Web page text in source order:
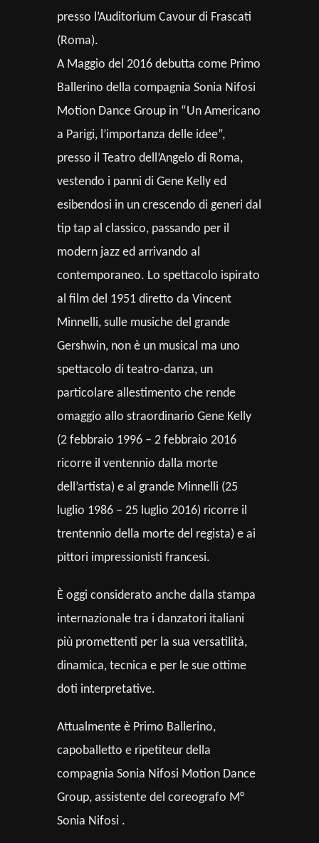
presso l’Auditorium Cavour di Frascati
(Roma).
A Maggio del 2016 debutta come Primo
Ballerino della compagnia Sonia Nifosi
Motion Dance Group in “Un Americano
a Parigi, l’importanza delle idee”,
presso il Teatro dell’Angelo di Roma,
vestendo i panni di Gene Kelly ed
esibendosi in un crescendo di generi dal
tip tap al classico, passando per il
modern jazz ed arrivando al
contemporaneo. Lo spettacolo ispirato
al film del 1951 diretto da Vincent
Minnelli, sulle musiche del grande
Gershwin, non è un musical ma uno
spettacolo di teatro-danza, un
particolare allestimento che rende
omaggio allo straordinario Gene Kelly
(2 febbraio 1996 – 2 febbraio 2016
ricorre il ventennio dalla morte
dell’artista) e al grande Minnelli (25
luglio 1986 – 25 luglio 2016) ricorre il
trentennio della morte del regista) e ai
pittori impressionisti francesi.
È oggi considerato anche dalla stampa
internazionale tra i danzatori italiani
più promettenti per la sua versatilità,
dinamica, tecnica e per le sue ottime
doti interpretative.
Attualmente è Primo Ballerino,
capoballetto e ripetiteur della
compagnia Sonia Nifosi Motion Dance
Group, assistente del coreografo M°
Sonia Nifosi .